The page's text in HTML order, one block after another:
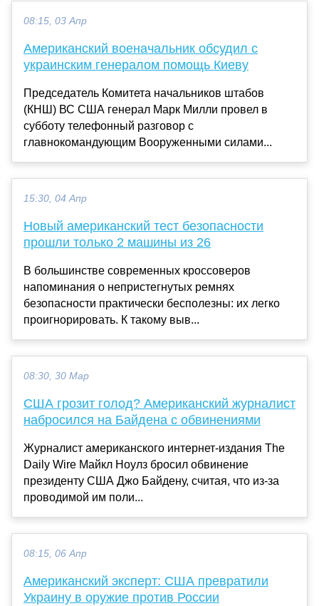
08:15, 03 Апр
Американский военачальник обсудил с
украинским генералом помощь Киеву
Председатель Комитета начальников штабов
(КНШ) ВС США генерал Марк Милли провел в
субботу телефонный разговор с
главнокомандующим Вооруженными силами...
15:30, 04 Апр
Новый американский тест безопасности
прошли только 2 машины из 26
В большинстве современных кроссоверов
напоминания о непристегнутых ремнях
безопасности практически бесполезны: их легко
проигнорировать. К такому выв...
08:30, 30 Мар
США грозит голод? Американский журналист
набросился на Байдена с обвинениями
Журналист американского интернет-издания The
Daily Wire Майкл Ноулз бросил обвинение
президенту США Джо Байдену, считая, что из-за
проводимой им поли...
08:15, 06 Апр
Американский эксперт: США превратили
Украину в оружие против России